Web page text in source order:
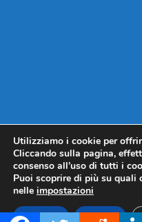
Utilizziamo i cookie per
Cliccando sulla pagina,
consenso all’uso di tutti i
Puoi scoprire di più su
nelle impostazioni
Accetta Rifiuta